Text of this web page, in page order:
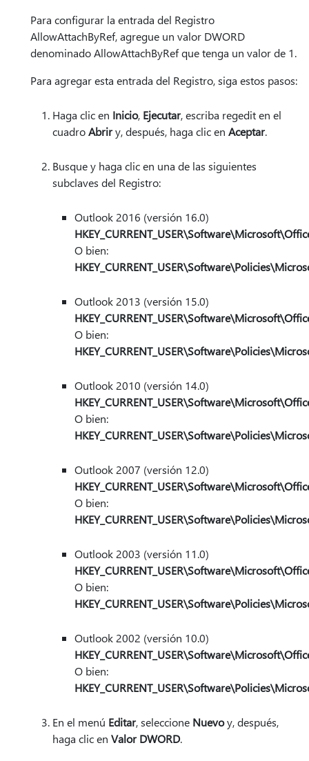
Para configurar la entrada del Registro
AllowAttachByRef, agregue un valor DWORD
denominado AllowAttachByRef que tenga un valor de 1.
Para agregar esta entrada del Registro, siga estos pasos:
Haga clic en Inicio, Ejecutar, escriba regedit en el
cuadroAbriry, después, haga clic en Aceptar.
Busque y haga clic en una de las siguientes
subclaves del Registro:
Outlook 2016 (versión 16.0)
O bien:
Outlook 2013 (versión 15.0)
O bien:
Outlook 2010 (versión 14.0)
O bien:
Outlook 2007 (versión 12.0)
O bien:
Outlook 2003 (versión 11.0)
O bien:
Outlook 2002 (versión 10.0)
O bien:
En el menú Editar, seleccione Nuevoy, después,
haga clic en Valor DWORD.